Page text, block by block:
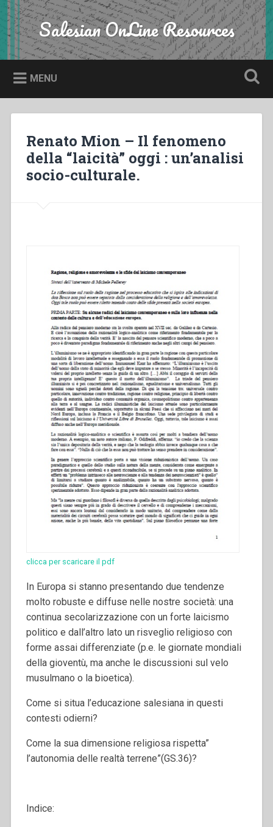
Skip
to
content
Search Salesian OnLine Resources
MENU
Renato Mion – Il fenomeno
della “laicità” oggi : un’analisi
socio-culturale.
clicca per scaricare il pdf
In Europa si stanno presentando due tendenze
molto robuste e diffuse nelle nostre società: una
continua secolarizzazione con un forte laicismo
politico e dall’altro lato un risveglio religioso con
forme assai differenziate (p.e. le giornate mondiali
della gioventù, ma anche le discussioni sul velo
musulmano o la bioetica).
Come si situa l’educazione salesiana in questi
contesti odierni?
Come la sua dimensione religiosa rispetta”
l’autonomia delle realtà terrene”(GS.36)?
Indice: